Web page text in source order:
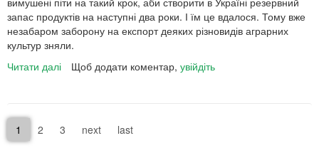
запас продуктів на наступні два роки. І їм це вдалося. Тому вже
незабаром заборону на експорт деяких різновидів аграрних
культур зняли.
Читати далі про
чому
це
Щоб додати коментар, увійдіть
1 2 3 next last